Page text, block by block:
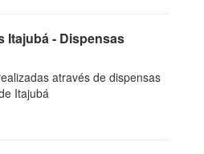
Itajubá - Dispensas
através de dispensas
Itajubá